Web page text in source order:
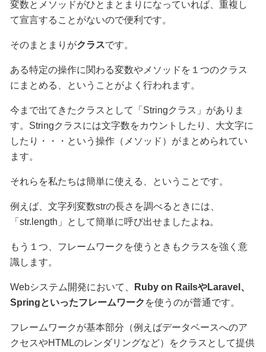
変数とメソッドがひとまとまりになっていれば、重複し
て宣言することがないので便利です。
そのまとまりがクラスです。
ある特定の操作に関わる変数やメソッドを１つのクラス
にまとめる、ということがよく行われます。
今まで出てきたクラスとして「Stringクラス」がありま
す。Stringクラスには文字数をカウントしたり、大文字に
したり・・・という操作（メソッド）がまとめられてい
ます。
それらを私たちは簡単に使える、ということです。
例えば、文字列変数strの長さを調べるときには、
「str.length」として簡単に呼び出せましたよね。
もう１つ、フレームワークを使うときもクラスを強く意
識します。
Webシステム開発において、
Ruby on RailsやLaravel、
Springといったフレームワーク を使うのが普通です。
フレームワークが基本部分（例えばデータベースへのア
クセスやHTMLのレンダリングなど）をクラスとして提供